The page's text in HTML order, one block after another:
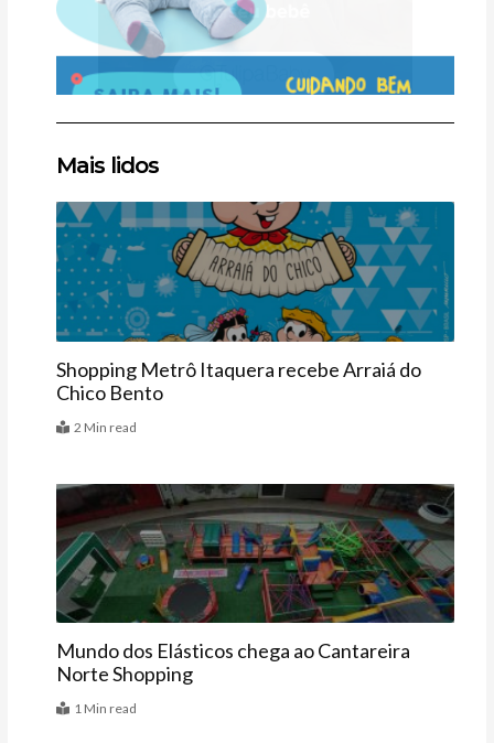
aqui
aqui
aqui
Mais lidos
Agenda
Shopping Metrô Itaquera recebe Arraiá do
Chico Bento
2 Min read
Agenda
Mundo dos Elásticos chega ao Cantareira
Norte Shopping
1 Min read